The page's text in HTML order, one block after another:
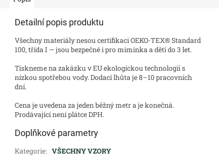
Detailní popis produktu
Všechny materiály nesou certifikaci OEKO-TEX® Standard
100, třída I — jsou bezpečné i pro miminka a děti do 3 let.
Tiskneme na zakázku v EU ekologickou technologií s
nízkou spotřebou vody. Dodací lhůta je 8–10 pracovních
dní.
Cena je uvedena za jeden běžný metr a je konečná.
Prodávající není plátce DPH.
Doplňkové parametry
Kategorie: VŠECHNY VZORY